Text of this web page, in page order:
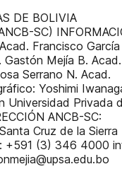
DE BOLIVIA
SC)
Francisco
Gastón Mejía B. Acad.
Serrano N. Acad.
Yoshimi
Universidad Privada
ANCB-SC:
Cruz de la Sierra
+591 (3) 346 4000